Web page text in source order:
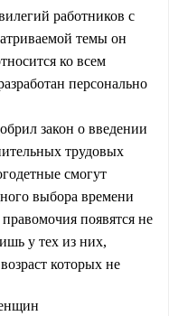
работников с
темы он
ко всем
персонально
закон о введении
трудовых
смогут
выбора времени
появятся не
у тех из них,
которых не